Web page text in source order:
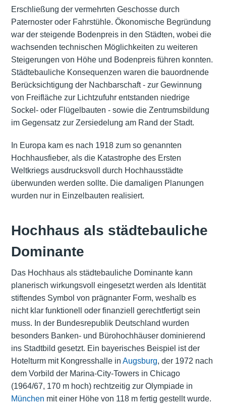
Erschließung der vermehrten Geschosse durch
Paternoster oder Fahrstühle. Ökonomische Begründung
war der steigende Bodenpreis in den Städten, wobei die
wachsenden technischen Möglichkeiten zu weiteren
Steigerungen von Höhe und Bodenpreis führen konnten.
Städtebauliche Konsequenzen waren die bauordnende
Berücksichtigung der Nachbarschaft - zur Gewinnung
von Freifläche zur Lichtzufuhr entstanden niedrige
Sockel- oder Flügelbauten - sowie die Zentrumsbildung
im Gegensatz zur Zersiedelung am Rand der Stadt.
In Europa kam es nach 1918 zum so genannten
Hochhausfieber, als die Katastrophe des Ersten
Weltkriegs ausdrucksvoll durch Hochhausstädte
überwunden werden sollte. Die damaligen Planungen
wurden nur in Einzelbauten realisiert.
Hochhaus als städtebauliche
Dominante
Das Hochhaus als städtebauliche Dominante kann
planerisch wirkungsvoll eingesetzt werden als Identität
stiftendes Symbol von prägnanter Form, weshalb es
nicht klar funktionell oder finanziell gerechtfertigt sein
muss. In der Bundesrepublik Deutschland wurden
besonders Banken- und Bürohochhäuser dominierend
ins Stadtbild gesetzt. Ein bayerisches Beispiel ist der
Hotelturm mit Kongresshalle in Augsburg, der 1972 nach
dem Vorbild der Marina-City-Towers in Chicago
(1964/67, 170 m hoch) rechtzeitig zur Olympiade in
München mit einer Höhe von 118 m fertig gestellt wurde.